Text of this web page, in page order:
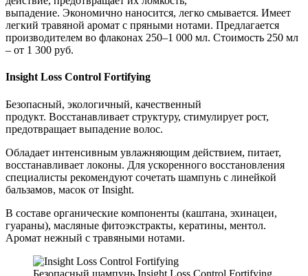
выпадение. Экономично наносится, легко смывается. Имеет
легкий травяной аромат с пряными нотами. Предлагается
производителем во флаконах 250–1 000 мл. Стоимость 250 мл
– от 1 300 руб.
Insight Loss Control Fortifying
Безопасный, экологичный, качественный
продукт. Восстанавливает структуру, стимулирует рост,
предотвращает выпадение волос.
Обладает интенсивным увлажняющим действием, питает,
восстанавливает локоны. Для ускоренного восстановления
специалисты рекомендуют сочетать шампунь с линейкой
бальзамов, масок от Insight.
В составе органические компоненты (каштана, эхинацеи,
гуараны), масляные фитоэкстракты, кератины, ментол.
Аромат нежный с травяными нотами.
Безопасный шампунь Insight Loss Control Fortifying.